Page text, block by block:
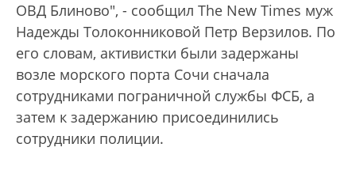
ОВД Блиново", - сообщил The New Times муж
Надежды Толоконниковой Петр Верзилов. По
его словам, активистки были задержаны
возле морского порта Сочи сначала
сотрудниками пограничной службы ФСБ, а
затем к задержанию присоединились
сотрудники полиции.